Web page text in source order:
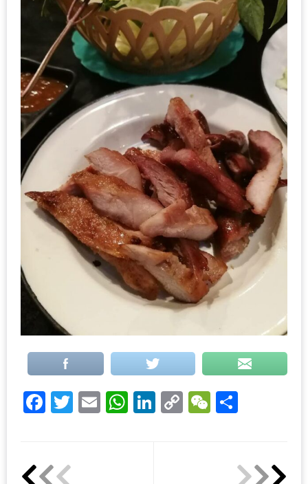
จาก
ANNA
FARM
ที่
เอาชนะ
กรรมการ
THE
DISH
EVENT
ที่
ต้อง
ห้าม
ฤดู
หนาว
นี้
กับ
PING
2
Facebook
Twitter
EmailWhatsApp
LinkedIn
CopyWeChat